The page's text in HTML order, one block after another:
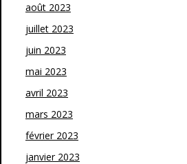
août 2023
juillet 2023
juin 2023
mai 2023
avril 2023
mars 2023
février 2023
janvier 2023